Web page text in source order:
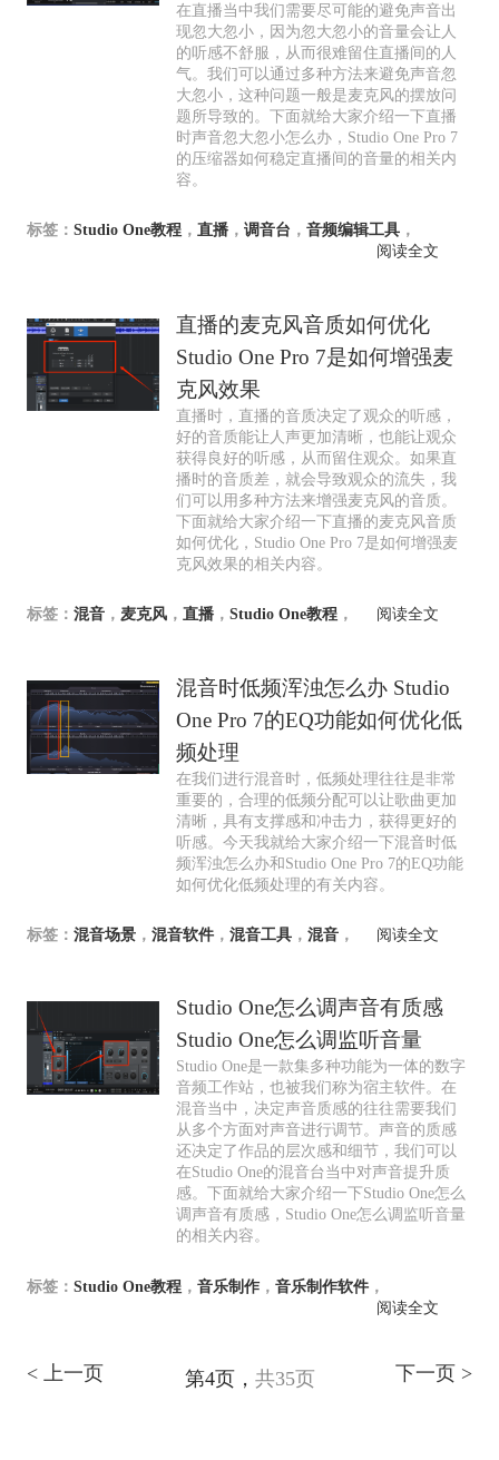
在直播当中我们需要尽可能的避免声音出
现忽大忽小，因为忽大忽小的音量会让人
的听感不舒服，从而很难留住直播间的人
气。我们可以通过多种方法来避免声音忽
大忽小，这种问题一般是麦克风的摆放问
题所导致的。下面就给大家介绍一下直播
时声音忽大忽小怎么办，Studio One Pro 7
的压缩器如何稳定直播间的音量的相关内
容。
标签： Studio One教程， 直播， 调音台 ， 音频编辑工具，
阅读全文
直播的麦克风音质如何优化
Studio One Pro 7是如何增强麦
克风效果
直播时，直播的音质决定了观众的听感，
好的音质能让人声更加清晰，也能让观众
获得良好的听感，从而留住观众。如果直
播时的音质差，就会导致观众的流失，我
们可以用多种方法来增强麦克风的音质。
下面就给大家介绍一下直播的麦克风音质
如何优化，Studio One Pro 7是如何增强麦
克风效果的相关内容。
标签： 混音， 麦克风， 直播， Studio One教程， 阅读全文
混音时低频浑浊怎么办 Studio
One Pro 7的EQ功能如何优化低
频处理
在我们进行混音时，低频处理往往是非常
重要的，合理的低频分配可以让歌曲更加
清晰，具有支撑感和冲击力，获得更好的
听感。今天我就给大家介绍一下混音时低
频浑浊怎么办和Studio One Pro 7的EQ功能
如何优化低频处理的有关内容。
标签： 混音场景， 混音软件， 混音工具， 混音， 阅读全文
Studio One怎么调声音有质感
Studio One怎么调监听音量
Studio One是一款集多种功能为一体的数字
音频工作站，也被我们称为宿主软件。在
混音当中，决定声音质感的往往需要我们
从多个方面对声音进行调节。声音的质感
还决定了作品的层次感和细节，我们可以
在Studio One的混音台当中对声音提升质
感。下面就给大家介绍一下Studio One怎么
调声音有质感，Studio One怎么调监听音量
的相关内容。
标签： Studio One教程， 音乐制作， 音乐制作软件，
阅读全文
< 上一页 第4页， 共35页 下一页 >